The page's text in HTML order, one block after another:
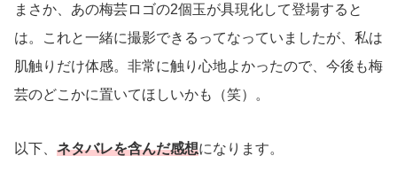
まさか、あの梅芸ロゴの2個玉が具現化して登場すると
は。これと一緒に撮影できるってなっていましたが、私は
肌触りだけ体感。非常に触り心地よかったので、今後も梅
芸のどこかに置いてほしいかも（笑）。
以下、 ネタバレを含んだ感想になります。